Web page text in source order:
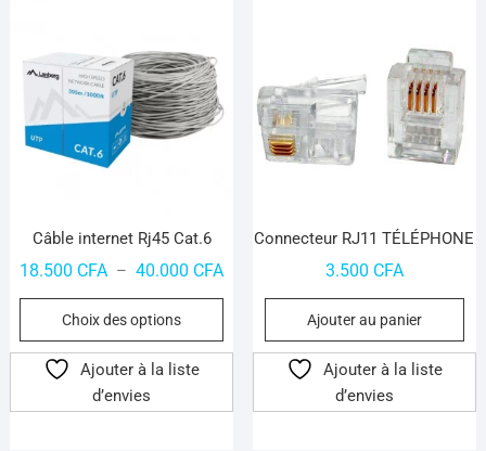
page
produit
la
Câble internet Rj45 Cat.6
18.500 CFA – 40.000 CFAPlage
de
18.500 CFA
Choix des options
Ce
a
variations.
Ajouter à la liste
d’envies
Connecteur RJ11 TÉLÉPHONE
3.500 CFA
Ajouter au panier
Ajouter à la liste
d’envies